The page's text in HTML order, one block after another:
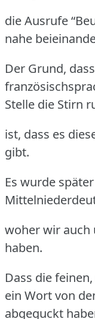
die Ausrufe
nahe
Der Grund,
Stelle die Stirn
ist, dass es
gibt.
Es wurde
woher wir auch
haben.
Dass die
ein Wort von
abgeguckt